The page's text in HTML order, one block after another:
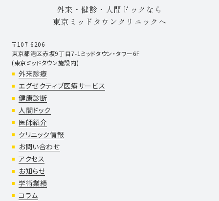
外来・健診・人間ドックなら
東京ミッドタウンクリニックへ
〒107-6206
東京都港区赤坂9丁目7-1ミッドタウン・タワー6F
(東京ミッドタウン施設内)
外来診療
エグゼクティブ医療サービス
健康診断
人間ドック
医師紹介
クリニック情報
お問い合わせ
アクセス
お知らせ
学術業績
コラム